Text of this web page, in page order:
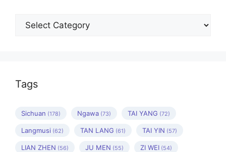
Categories
Tags
Sichuan (178) Ngawa (73) TAI YANG (72)
Langmusi (62) TAN LANG (61) TAI YIN (57)
LIAN ZHEN (56) JU MEN (55) ZI WEI (54)